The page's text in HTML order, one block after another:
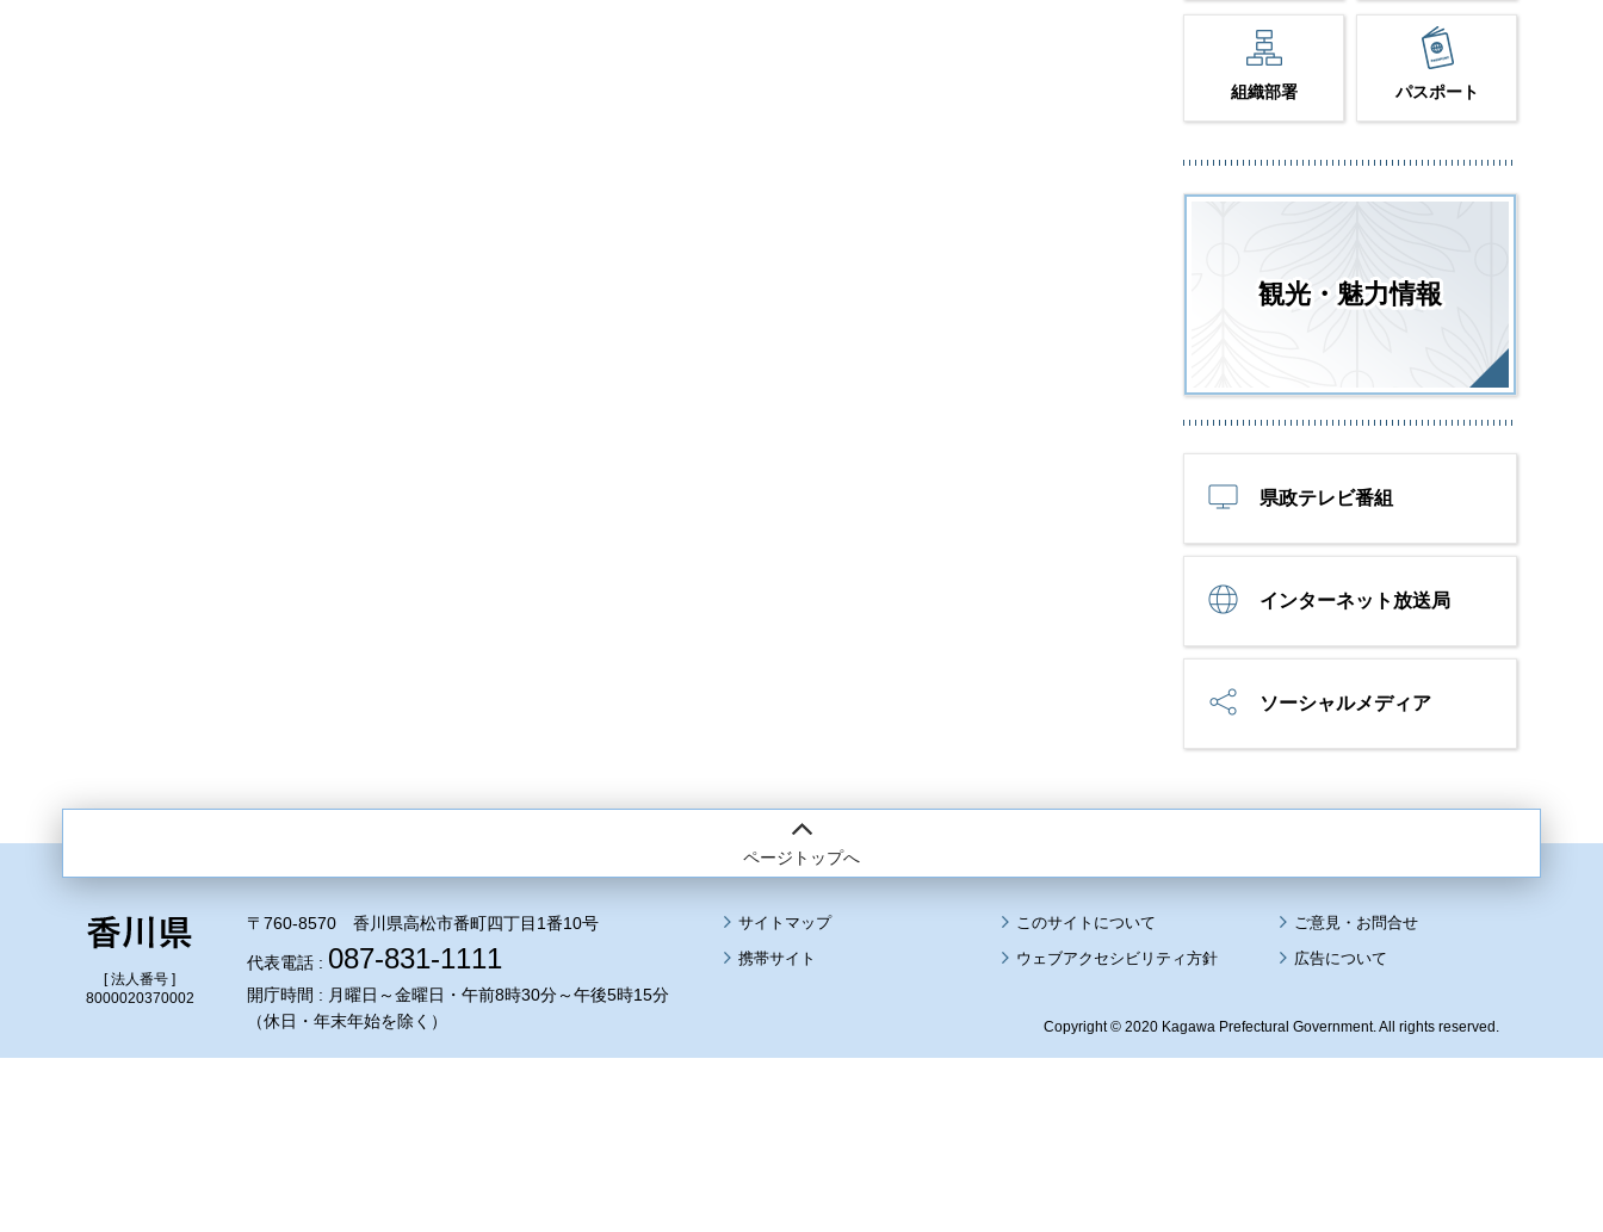
組織部署 パスポート
観光・魅力情報
県政テレビ番組
インターネット放送局
ソーシャルメディア
ページトップへ
[ 法人番号 ]
8000020370002
〒760-8570 香川県高松市番町四丁目1番10号
代表電話 : 087-831-1111
開庁時間 : 月曜日～金曜日・午前8時30分～午後5時15分
（休日・年末年始を除く）
サイトマップ
このサイトについて
携帯サイト
ウェブアクセシビリティ方針 広告について
Copyright © 2020 Kagawa Prefectural Government. All rights reserved.